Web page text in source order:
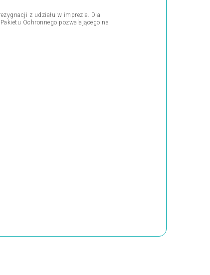
z udziału w imprezie. Dla
Ochronnego pozwalającego na